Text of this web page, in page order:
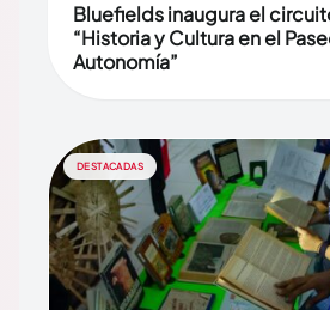
Bluefields inaugura el
“Historia y Cultura en el
Autonomía”
DESTACADAS